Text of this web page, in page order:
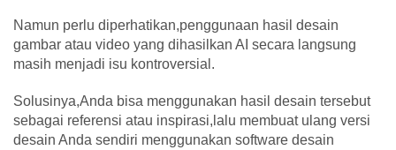
Namun perlu diperhatikan,penggunaan hasil desain
gambar atau video yang dihasilkan AI secara langsung
masih menjadi isu kontroversial.
Solusinya,Anda bisa menggunakan hasil desain tersebut
sebagai referensi atau inspirasi,lalu membuat ulang versi
desain Anda sendiri menggunakan software desain